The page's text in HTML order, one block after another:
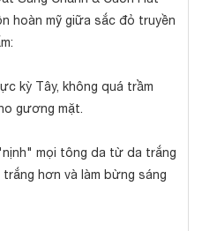
hoàn mỹ giữa sắc đỏ truyền
kỳ Tây, không quá trầm
gương mặt.
mọi tông da từ da trắng
hơn và làm bừng sáng